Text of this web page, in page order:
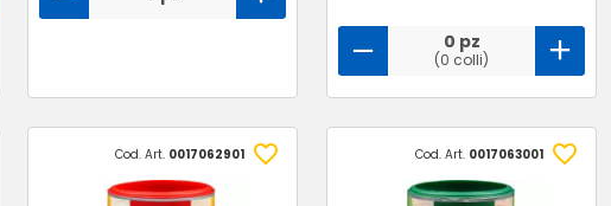
0 pz
(0 colli)
Cod. Art. 0017062901 Cod. Art. 0017063001